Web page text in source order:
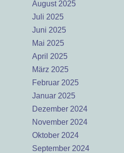
August 2025
Juli 2025
Juni 2025
Mai 2025
April 2025
März 2025
Februar 2025
Januar 2025
Dezember 2024
November 2024
Oktober 2024
September 2024